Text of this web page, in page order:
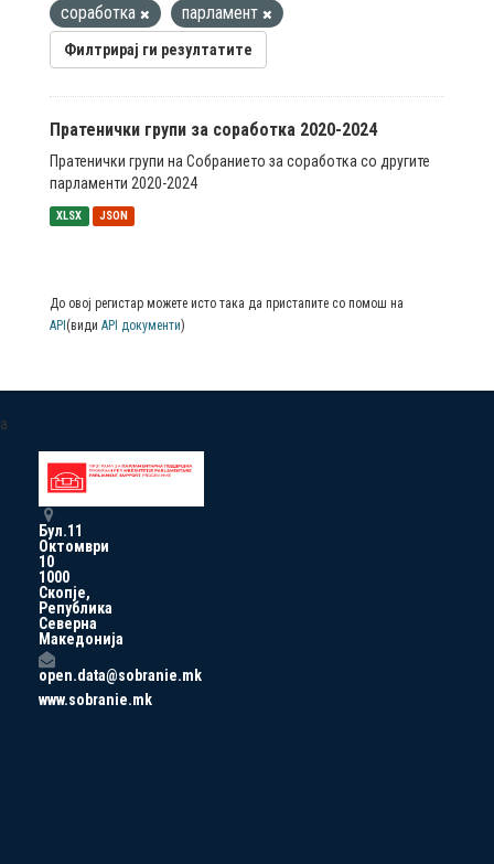
соработка
парламент
Филтрирај ги резултатите
Пратенички групи за соработка 2020-2024
Пратенички групи на Собранието за соработка со другите
парламенти 2020-2024
XLSX JSON
До овој регистар можете исто така да пристапите со помош на
API (види API документи)
a
Бул.11
Октомври
10
1000
Скопје,
Република
Северна
Македонија
open.data@sobranie.mk
www.sobranie.mk